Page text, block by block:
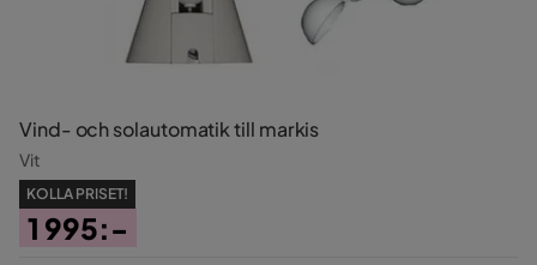
Vind- och solautomatik till markis
Vit
KOLLA PRISET!
1 995:-